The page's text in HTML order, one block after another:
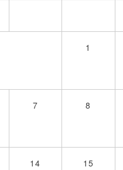
1
7 8
14 15